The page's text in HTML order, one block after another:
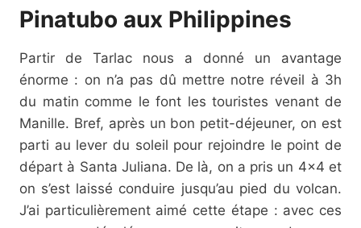
Pinatubo aux Philippines
Partir de Tarlac nous a donné un avantage
énorme : on n’a pas dû mettre notre réveil à 3h
du matin comme le font les touristes venant de
Manille. Bref, après un bon petit-déjeuner, on est
parti au lever du soleil pour rejoindre le point de
départ à Santa Juliana. De là, on a pris un 4×4 et
on s’est laissé conduire jusqu’au pied du volcan.
J’ai particulièrement aimé cette étape : avec ces